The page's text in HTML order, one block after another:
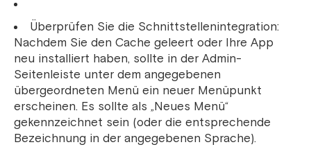
Überprüfen Sie die Schnittstellenintegration:
Nachdem Sie den Cache geleert oder Ihre App
neu installiert haben, sollte in der Admin-
Seitenleiste unter dem angegebenen
übergeordneten Menü ein neuer Menüpunkt
erscheinen. Es sollte als „Neues Menü“
gekennzeichnet sein (oder die entsprechende
Bezeichnung in der angegebenen Sprache).